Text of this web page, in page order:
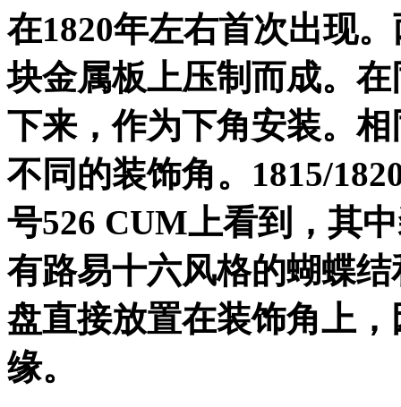
在1820年左右首次出现
块金属板上压制而成。
下来，作为下角安装。
不同的装饰角。 1815/
号526 CUM上看到，其
有路易十六风格的蝴蝶
盘直接放置在装饰角上
缘。